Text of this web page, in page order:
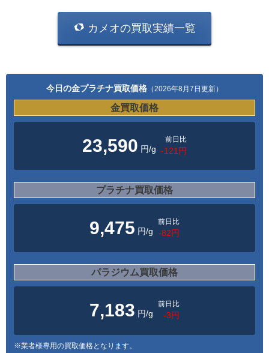
カメオの買取実績一覧
今日の金プラチナ買取価格 （2026年8月7日更新）
金買取価格
23,590 円/g
前日比
-121円
プラチナ買取価格
9,475 円/g
前日比
-82円
パラジウム買取価格
7,183 円/g
前日比
-3円
※業者様専用の買取価格となります。